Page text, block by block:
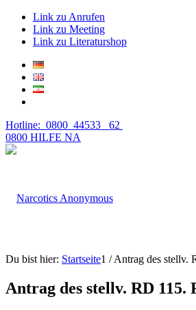
Link zu Anrufen
Link zu Meeting
Link zu Literaturshop
Hotline: 0800 44533 62
0800 HILFE NA
Du bist hier: Startseite1 / Antrag des stellv.
Antrag des stellv. RD 115.